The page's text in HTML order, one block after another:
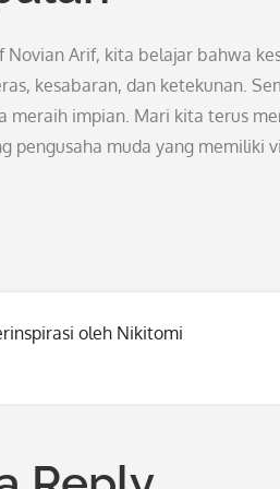
Novian Arif, kita belajar bahwa
kesabaran, dan ketekunan.
meraih impian. Mari kita terus
pengusaha muda yang memiliki
oleh Nikitomi